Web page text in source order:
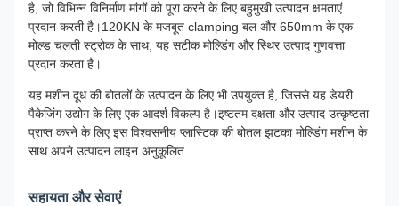
है, जो विभिन्न विनिर्माण मांगों को पूरा करने के लिए बहुमुखी उत्पादन क्षमताएं
प्रदान करती है।120KN के मजबूत clamping बल और 650mm के एक
मोल्ड चलती स्ट्रोक के साथ, यह सटीक मोल्डिंग और स्थिर उत्पाद गुणवत्ता
प्रदान करता है।
यह मशीन दूध की बोतलों के उत्पादन के लिए भी उपयुक्त है, जिससे यह डेयरी
पैकेजिंग उद्योग के लिए एक आदर्श विकल्प है।इष्टतम दक्षता और उत्पाद उत्कृष्टता
प्राप्त करने के लिए इस विश्वसनीय प्लास्टिक की बोतल झटका मोल्डिंग मशीन के
साथ अपने उत्पादन लाइन अनुकूलित.
सहायता और सेवाएं